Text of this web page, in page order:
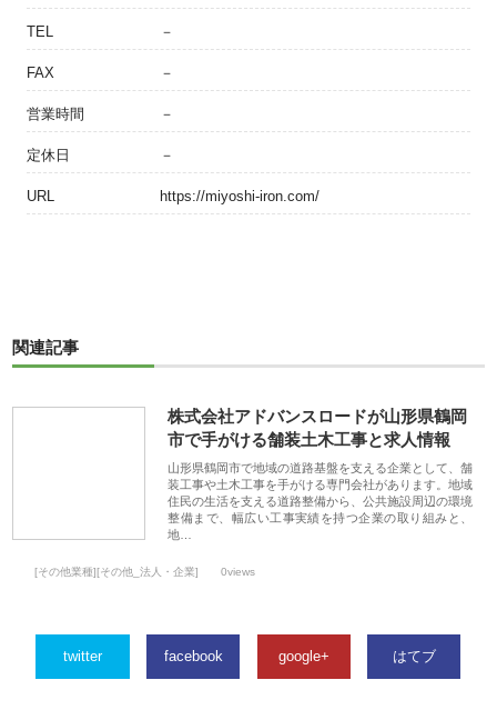
TEL －
FAX －
営業時間 －
定休日 －
URL https://miyoshi-iron.com/
関連記事
株式会社アドバンスロードが山形県鶴岡
市で手がける舗装土木工事と求人情報
山形県鶴岡市で地域の道路基盤を支える企業として、舗
装工事や土木工事を手がける専門会社があります。地域
住民の生活を支える道路整備から、公共施設周辺の環境
整備まで、幅広い工事実績を持つ企業の取り組みと、
地…
[その他業種][その他_法人・企業] 0views
twitter facebook google+ はてブ